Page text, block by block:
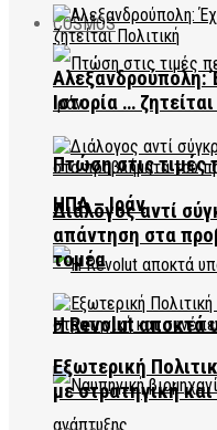
COSMOS
Πτώση στις τιμές
ΗΠΑ – Ιράν
Η Revolut αποκτά
Αλεξανδρούπολη:
Ιστορία …
Διάλογος αντί
απάντηση στα
τομέα
Εξωτερική
με στρατηγική